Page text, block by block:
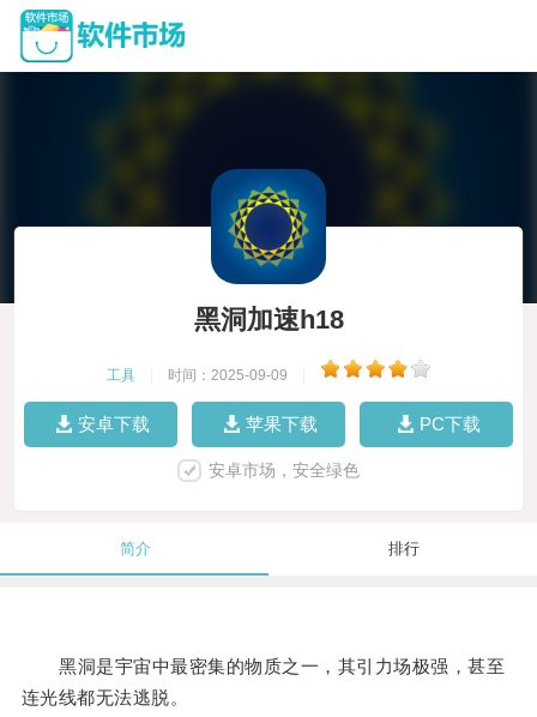
黑洞加速h18
工具 时间：2025-09-09
安卓下载 苹果下载 PC下载
安卓市场，安全绿色
简介 排行
黑洞是宇宙中最密集的物质之一，其引力场极强，甚至
连光线都无法逃脱。